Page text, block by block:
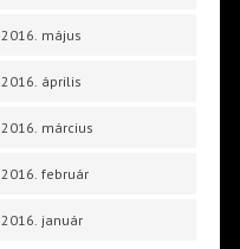
2016. május
2016. április
2016. március
2016. február
2016. január